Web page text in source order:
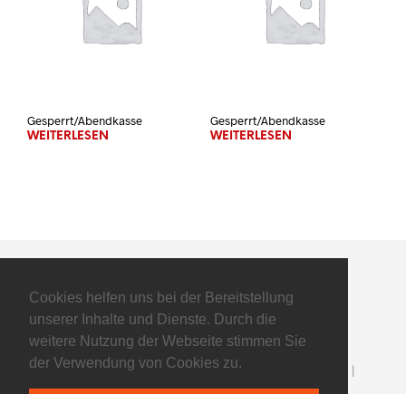
Cookies helfen uns bei der Bereitstellung
unserer Inhalte und Dienste. Durch die
weitere Nutzung der Webseite stimmen Sie
der Verwendung von Cookies zu.
Gesperrt/Abendkasse
WEITERLESEN
Gesperrt/Abendkasse
WEITERLESEN
©2025 Flyers Basketball GmbH - All Rights Reserved |
Impressum|Datenschutz| powered by